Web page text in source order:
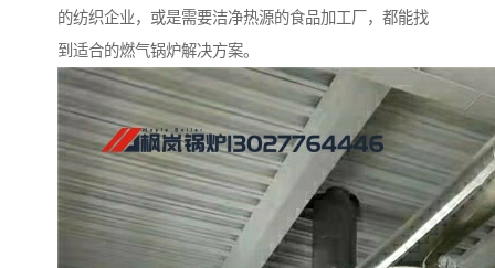
的纺织企业，或是需要洁净热源的食品加工厂，都能找
到适合的燃气锅炉解决方案。